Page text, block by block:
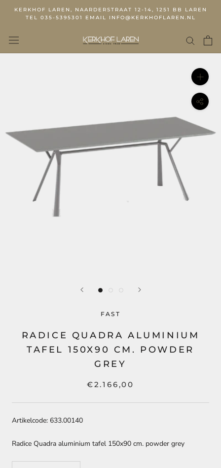
KERKHOF LAREN, NAARDERSTRAAT 12-14, 1251 BB LAREN
TEL 035-5395301 EMAIL INFO@KERKHOFLAREN.NL
FAST
RADICE QUADRA ALUMINIUM
TAFEL 150X90 CM. POWDER
GREY
€2.166,00
Artikelcode: 633.00140
Radice Quadra aluminium tafel 150x90 cm. powder grey